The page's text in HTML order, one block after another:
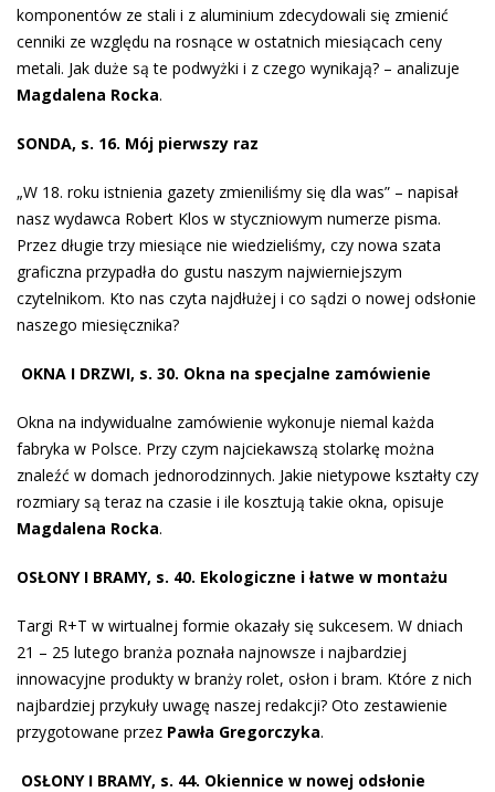
komponentów ze stali i z aluminium zdecydowali się zmienić
cenniki ze względu na rosnące w ostatnich miesiącach ceny
metali. Jak duże są te podwyżki i z czego wynikają? – analizuje
Magdalena Rocka.
SONDA, s. 16. Mój pierwszy raz
„W 18. roku istnienia gazety zmieniliśmy się dla was” – napisał
nasz wydawca Robert Klos w styczniowym numerze pisma.
Przez długie trzy miesiące nie wiedzieliśmy, czy nowa szata
graficzna przypadła do gustu naszym najwierniejszym
czytelnikom. Kto nas czyta najdłużej i co sądzi o nowej odsłonie
naszego miesięcznika?
OKNA I DRZWI, s. 30. Okna na specjalne zamówienie
Okna na indywidualne zamówienie wykonuje niemal każda
fabryka w Polsce. Przy czym najciekawszą stolarkę można
znaleźć w domach jednorodzinnych. Jakie nietypowe kształty czy
rozmiary są teraz na czasie i ile kosztują takie okna, opisuje
Magdalena Rocka.
OSŁONY I BRAMY, s. 40. Ekologiczne i łatwe w montażu
Targi R+T w wirtualnej formie okazały się sukcesem. W dniach
21 – 25 lutego branża poznała najnowsze i najbardziej
innowacyjne produkty w branży rolet, osłon i bram. Które z nich
najbardziej przykuły uwagę naszej redakcji? Oto zestawienie
przygotowane przez Pawła Gregorczyka.
OSŁONY I BRAMY, s. 44. Okiennice w nowej odsłonie